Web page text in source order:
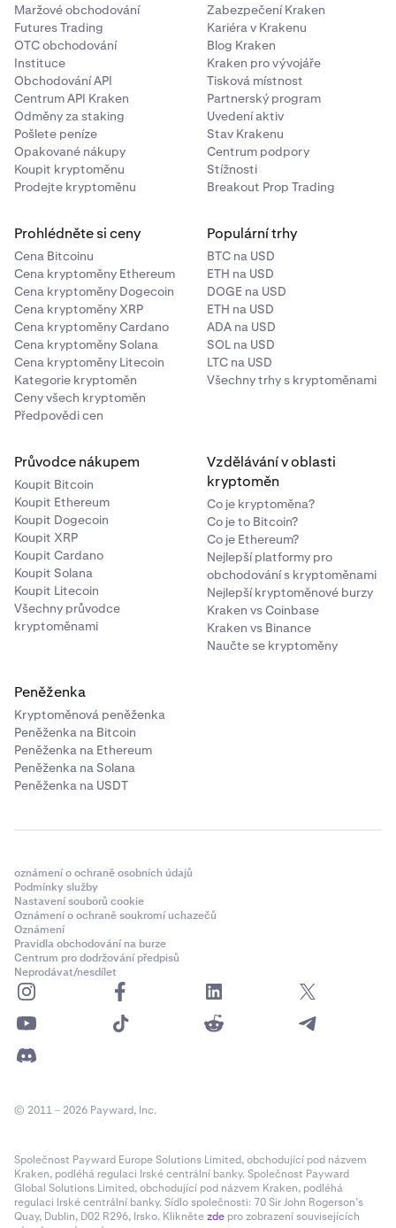
Maržové obchodování
Futures Trading
OTC obchodování
Instituce
Obchodování API
Centrum API Kraken
Odměny za staking
Pošlete peníze
Opakované nákupy
Koupit kryptoměnu
Prodejte kryptoměnu
Zabezpečení Kraken
Kariéra v Krakenu
Blog Kraken
Kraken pro vývojáře
Tisková místnost
Partnerský program
Uvedení aktiv
Stav Krakenu
Centrum podpory
Stížnosti
Breakout Prop Trading
Prohlédněte si ceny
Cena Bitcoinu
Cena kryptoměny Ethereum
Cena kryptoměny Dogecoin
Cena kryptoměny XRP
Cena kryptoměny Cardano
Cena kryptoměny Solana
Cena kryptoměny Litecoin
Kategorie kryptoměn
Ceny všech kryptoměn
Předpovědi cen
Populární trhy
BTC na USD
ETH na USD
DOGE na USD
ETH na USD
ADA na USD
SOL na USD
LTC na USD
Všechny trhy s kryptoměnami
Průvodce nákupem
Koupit Bitcoin
Koupit Ethereum
Koupit Dogecoin
Koupit XRP
Koupit Cardano
Koupit Solana
Koupit Litecoin
Všechny průvodce
kryptoměnami
Vzdělávání v oblasti
kryptoměn
Co je kryptoměna?
Co je to Bitcoin?
Co je Ethereum?
Nejlepší platformy pro
obchodování s kryptoměnami
Nejlepší kryptoměnové burzy
Kraken vs Coinbase
Kraken vs Binance
Naučte se kryptoměny
Peněženka
Kryptoměnová peněženka
Peněženka na Bitcoin
Peněženka na Ethereum
Peněženka na Solana
Peněženka na USDT
oznámení o ochraně osobních údajů
Podmínky služby
Nastavení souborů cookie
Oznámení o ochraně soukromí uchazečů
Oznámení
Pravidla obchodování na burze
Centrum pro dodržování předpisů
Neprodávat/nesdílet
© 2011 – 2026 Payward, Inc.
Společnost Payward Europe Solutions Limited, obchodující pod názvem
Kraken, podléhá regulaci Irské centrální banky. Společnost Payward
Global Solutions Limited, obchodující pod názvem Kraken, podléhá
regulaci Irské centrální banky. Sídlo společnosti: 70 Sir John Rogerson’s
Quay, Dublin, D02 R296, Irsko. Kliknětezde pro zobrazení souvisejících